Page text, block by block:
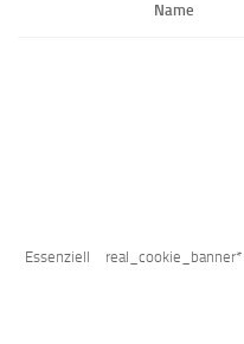
Name
Essenziell real_cookie_banner*